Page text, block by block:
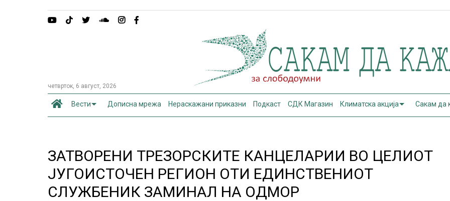
четврток, 6 август, 2026
Вести Дописна мрежа Нераскажани приказни Подкаст СДК Магазин Климатска акција Сакам да
ЗАТВОРЕНИ ТРЕЗОРСКИТЕ КАНЦЕЛАРИИ ВО ЦЕЛИОТ
ЈУГОИСТОЧЕН РЕГИОН ОТИ ЕДИНСТВЕНИОТ
СЛУЖБЕНИК ЗАМИНАЛ НА ОДМОР